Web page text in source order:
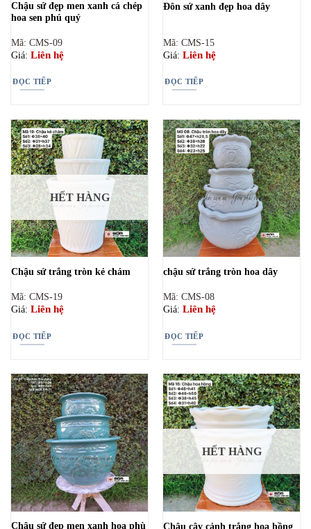
Chậu sứ đẹp men xanh cá chép
hoa sen phú quý
Mã: CMS-09
Giá: Liên hệ
ĐỌC TIẾP
Đôn sứ xanh đẹp hoa dây
Mã: CMS-15
Giá: Liên hệ
ĐỌC TIẾP
HẾT HÀNG
Chậu sứ trắng tròn kẻ chám
Mã: CMS-19
Giá: Liên hệ
ĐỌC TIẾP
chậu sứ trắng tròn hoa dây
Mã: CMS-08
Giá: Liên hệ
ĐỌC TIẾP
Chậu sứ đẹp men xanh hoa phù
HẾT HÀNG
Chậu cây cảnh trắng hoa hồng